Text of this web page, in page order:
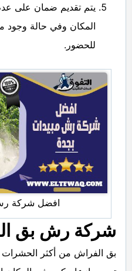
يتم تقديم ضمان على
المكان وفي حالة وجود
للحضور.
افضل شركة
شركة رش بق
بق الفراش من أكثر